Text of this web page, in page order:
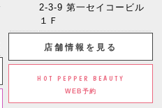
2-3-9 第一セイコービル
１Ｆ
店舗情報を見る
HOT PEPPER BEAUTY
WEB予約